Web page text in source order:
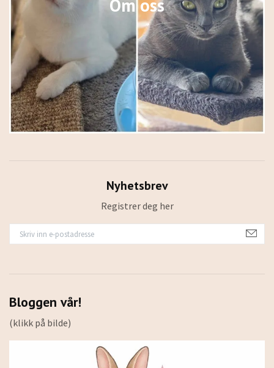
Om oss
Nyhetsbrev
Registrer deg her
Bloggen vår!
(klikk på bilde)